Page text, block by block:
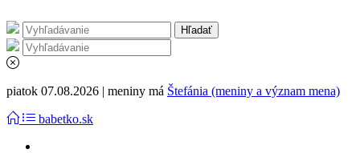
piatok 07.08.2026 | meniny má Štefánia (meniny a význam mena)
babetko.sk